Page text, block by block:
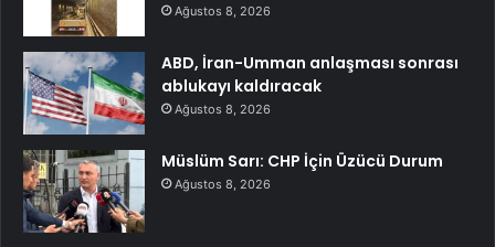
Ağustos 8, 2026
ABD, İran-Umman anlaşması sonrası
ablukayı kaldıracak
Ağustos 8, 2026
Müslüm Sarı: CHP İçin Üzücü Durum
Ağustos 8, 2026